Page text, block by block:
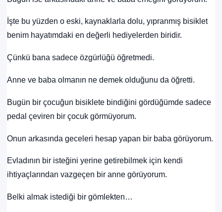
İşte bu yüzden o eski, kaynaklarla dolu, yıpranmış bisiklet
benim hayatımdaki en değerli hediyelerden biridir.
Çünkü bana sadece özgürlüğü öğretmedi.
Anne ve baba olmanın ne demek olduğunu da öğretti.
Bugün bir çocuğun bisiklete bindiğini gördüğümde sadece
pedal çeviren bir çocuk görmüyorum.
Onun arkasında geceleri hesap yapan bir baba görüyorum.
Evladının bir isteğini yerine getirebilmek için kendi
ihtiyaçlarından vazgeçen bir anne görüyorum.
Belki almak istediği bir gömlekten…